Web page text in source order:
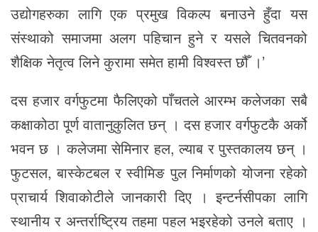
उद्योगहरुका लागि एक प्रमुख विकल्प बनाउने हुँदा यस
संस्थाको समाजमा अलग पहिचान हुने र यसले चितवनको
शैक्षिक नेतृत्व लिने कुरामा समेत हामी विश्वस्त छौँ ।’
दस हजार वर्गफुटमा फैलिएको पाँचतले आरम्भ कलेजका सबै
कक्षाकोठा पूर्ण वातानुकुलित छन् । दस हजार वर्गफुटकै अर्को
भवन छ । कलेजमा सेमिनार हल, ल्याब र पुस्तकालय छन् ।
फुटसल, बास्केटबल र स्वीमिङ पुल निर्माणको योजना रहेको
प्राचार्य शिवाकोटीले जानकारी दिए । इन्टर्नसीपका लागि
स्थानीय र अन्तर्राष्ट्रिय तहमा पहल भइरहेको उनले बताए ।